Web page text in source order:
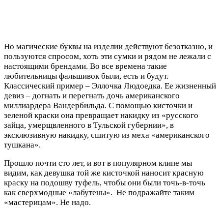
Но магические буквы на изделии действуют безотказно, и
пользуются спросом, хоть эти сумки и рядом не лежали с
настоящими брендами. Во все времена такие
любительницы фальшивок были, есть и будут.
Классический пример – Эллочка Людоедка. Ее жизненный
девиз – догнать и перегнать дочь американского
миллиардера Вандербильда. С помощью кисточки и
зеленой краски она превращает накидку из «русского
зайца, умерщвленного в Тульской губернии», в
эксклюзивную накидку, сшитую из меха «американского
тушкана».
Прошло почти сто лет, и вот в популярном клипе мы
видим, как девушка той же кисточкой наносит красную
краску на подошву туфель, чтобы они были точь-в-точь
как сверхмодные «лабутены». Не подражайте таким
«мастерицам». Не надо.